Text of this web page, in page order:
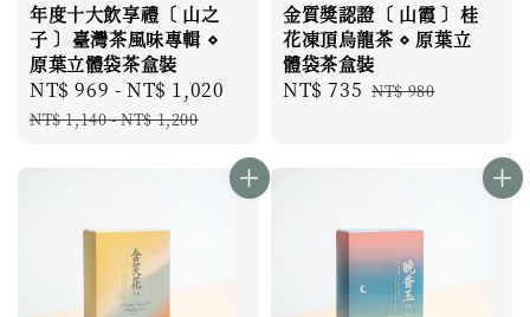
年度十大飲享禮〔 山之
子 〕臺灣茶風味專輯 ⋄
原葉立體袋茶盒裝
Sale
price
NT$ 969 -NT$ 1,020
Regular
NT$ 1,140-NT$ 1,200
金質獎認證〔 山霞 〕桂
花凍頂烏龍茶 ⋄ 原葉立
體袋茶盒裝
Sale
NT$ 735 Regular
NT$ 980